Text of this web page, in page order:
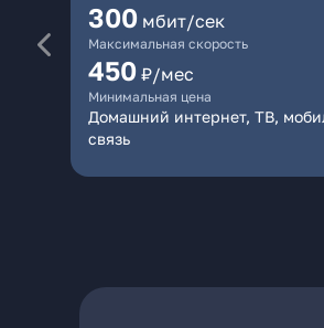
300 мбит/сек
Максимальная скорость
450 ₽/мес
Минимальная цена
Домашний интернет, ТВ,
связь